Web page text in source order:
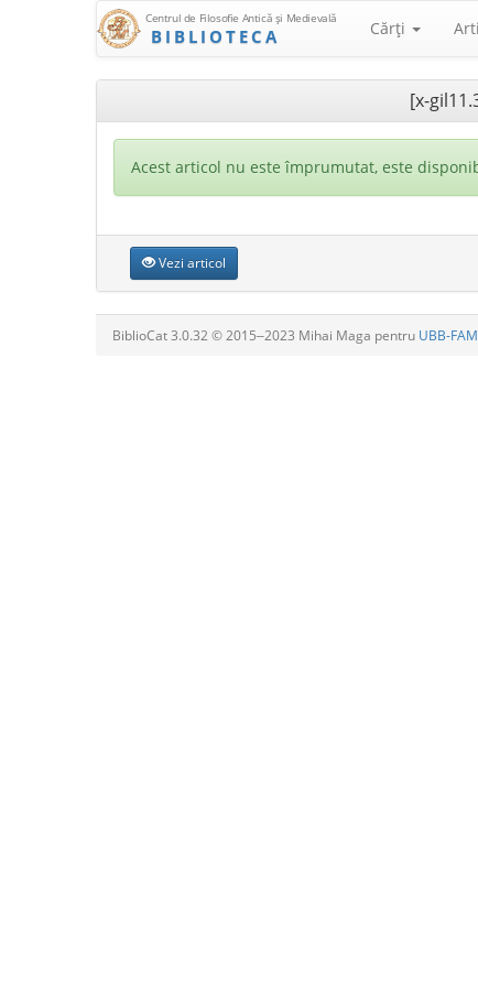
Centrul de Filosofie Antică şi Medievală
BIBLIOTECA Cărţi
[x-
Acest articol nu este împrumutat, este
Vezi articol
BiblioCat 3.0.32 © 2015‒2023 Mihai Maga pentru UBB-FAM